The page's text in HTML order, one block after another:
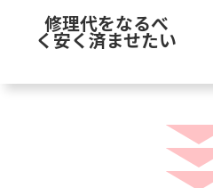
修理代をなるべ
く安く済ませたい